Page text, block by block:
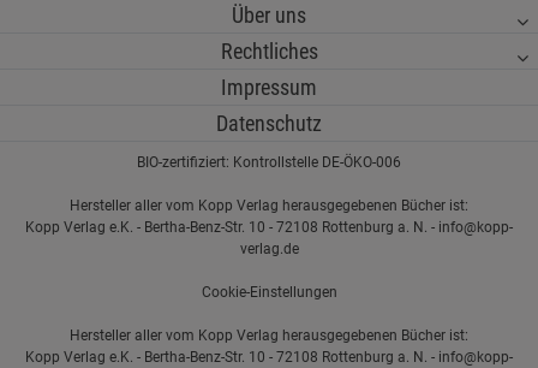
Über uns
Rechtliches
Impressum
Datenschutz
BIO-zertifiziert: Kontrollstelle DE-ÖKO-006
Hersteller aller vom Kopp Verlag herausgegebenen Bücher ist:
Kopp Verlag e.K. - Bertha-Benz-Str. 10 - 72108 Rottenburg a. N. - info@kopp-
verlag.de
Cookie-Einstellungen
Hersteller aller vom Kopp Verlag herausgegebenen Bücher ist:
Kopp Verlag e.K. - Bertha-Benz-Str. 10 - 72108 Rottenburg a. N. - info@kopp-